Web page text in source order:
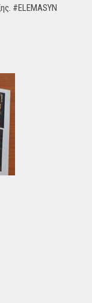
#ΕLEMASYN